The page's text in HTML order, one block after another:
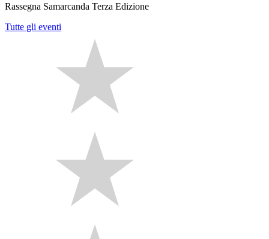
Rassegna Samarcanda Terza Edizione
Tutte gli eventi